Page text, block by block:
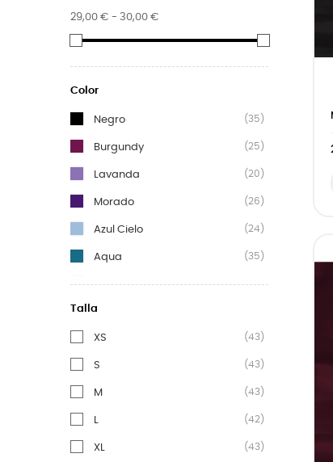
29,00 € - 30,00 €
Color
Negro (35)
Burgundy (25)
Lavanda (20)
Morado (26)
Azul Cielo (24)
Aqua (35)
Royal Blue (11)
Talla
XS (43)
S (43)
M (43)
L (42)
XL (43)